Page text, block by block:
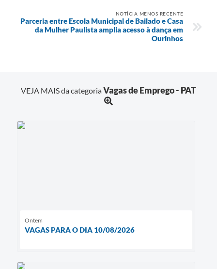
NOTÍCIA MENOS RECENTE
Parceria entre Escola Municipal de Bailado e Casa
da Mulher Paulista amplia acesso à dança em
Ourinhos
VEJA MAIS da categoriaVagas de Emprego - PAT
Ontem
VAGAS PARA O DIA 10/08/2026